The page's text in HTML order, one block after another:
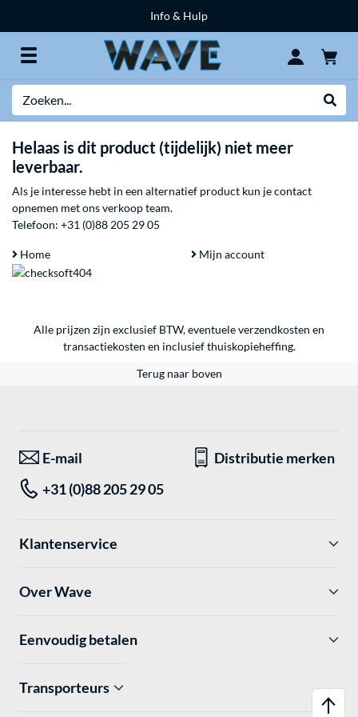
Info & Hulp
Helaas is dit product (tijdelijk) niet meer
leverbaar.
Als je interesse hebt in een alternatief product kun je contact
opnemen met ons verkoop team.
Telefoon: +31 (0)88 205 29 05
Home Mijn account
Alle prijzen zijn exclusief BTW, eventuele verzendkosten en
transactiekosten en inclusief thuiskopieheffing.
Terug naar boven
E-mail
Distributie merken
+31 (0)88 205 29 05
Klantenservice
Over Wave
Eenvoudig betalen
Transporteurs